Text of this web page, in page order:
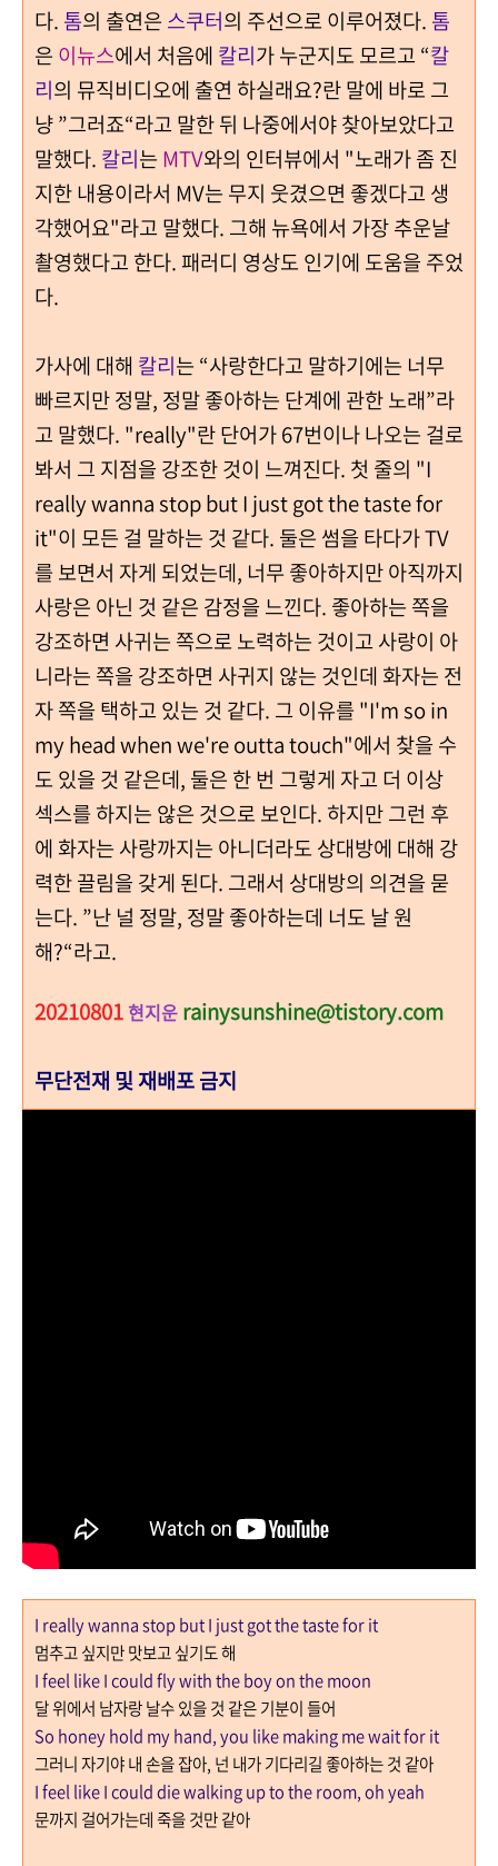
다. 톰의 출연은 스쿠터의 주선으로 이루어졌다. 톰
은 이뉴스에서 처음에 칼리가 누군지도 모르고 “칼
리의 뮤직비디오에 출연 하실래요?란 말에 바로 그
냥 ”그러죠“라고 말한 뒤 나중에서야 찾아보았다고
말했다. 칼리는 MTV와의 인터뷰에서 "노래가 좀 진
지한 내용이라서 MV는 무지 웃겼으면 좋겠다고 생
각했어요"라고 말했다. 그해 뉴욕에서 가장 추운날
촬영했다고 한다. 패러디 영상도 인기에 도움을 주었
다.
가사에 대해 칼리는 “사랑한다고 말하기에는 너무
빠르지만 정말, 정말 좋아하는 단계에 관한 노래”라
고 말했다. "really"란 단어가 67번이나 나오는 걸로
봐서 그 지점을 강조한 것이 느껴진다. 첫 줄의 "I
really wanna stop but I just got the taste for
it"이 모든 걸 말하는 것 같다. 둘은 썸을 타다가 TV
를 보면서 자게 되었는데, 너무 좋아하지만 아직까지
사랑은 아닌 것 같은 감정을 느낀다. 좋아하는 쪽을
강조하면 사귀는 쪽으로 노력하는 것이고 사랑이 아
니라는 쪽을 강조하면 사귀지 않는 것인데 화자는 전
자 쪽을 택하고 있는 것 같다. 그 이유를 "I'm so in
my head when we're outta touch"에서 찾을 수
도 있을 것 같은데, 둘은 한 번 그렇게 자고 더 이상
섹스를 하지는 않은 것으로 보인다. 하지만 그런 후
에 화자는 사랑까지는 아니더라도 상대방에 대해 강
력한 끌림을 갖게 된다. 그래서 상대방의 의견을 묻
는다. ”난 널 정말, 정말 좋아하는데 너도 날 원
해?“라고.
20210801 현지운 rainysunshine@tistory.com
무단전재 및 재배포 금지
I really wanna stop but I just got the taste for it
멈추고 싶지만 맛보고 싶기도 해
I feel like I could fly with the boy on the moon
달 위에서 남자랑 날수 있을 것 같은 기분이 들어
So honey hold my hand, you like making me wait for it
그러니 자기야 내 손을 잡아, 넌 내가 기다리길 좋아하는 것 같아
I feel like I could die walking up to the room, oh yeah
문까지 걸어가는데 죽을 것만 같아